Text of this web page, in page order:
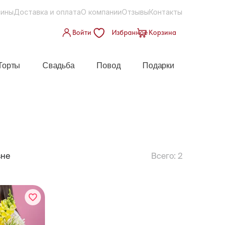
Доставка и оплатаО компанииОтзывыКонтакты
Войти ИзбранноеКорзина
Свадьба Повод Подарки
Всего: 2